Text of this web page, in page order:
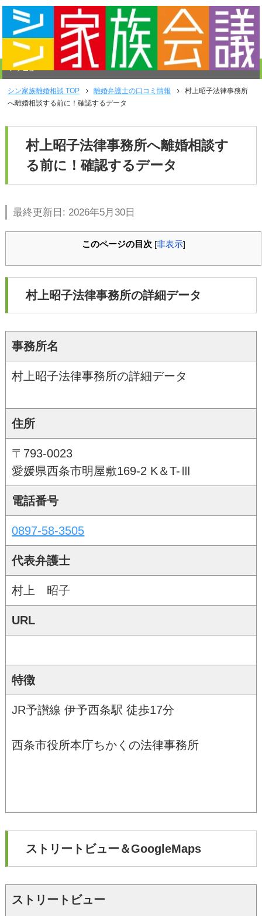
メニュー
シン家族離婚相談 TOP 離婚弁護士の口コミ情報
村上昭子法律事務所
へ離婚相談する前に！確認するデータ
村上昭子法律事務所へ離婚相談す
る前に！確認するデータ
最終更新日: 2026年5月30日
このページの目次 [非表示]
村上昭子法律事務所の詳細データ
事務所名
村上昭子法律事務所の詳細データ
住所
〒793-0023
愛媛県西条市明屋敷169-2 K＆T-Ⅲ
電話番号
0897-58-3505
代表弁護士
村上 昭子
URL
特徴
JR予讃線 伊予西条駅 徒歩17分
西条市役所本庁ちかくの法律事務所
ストリートビュー＆GoogleMaps
ストリートビュー